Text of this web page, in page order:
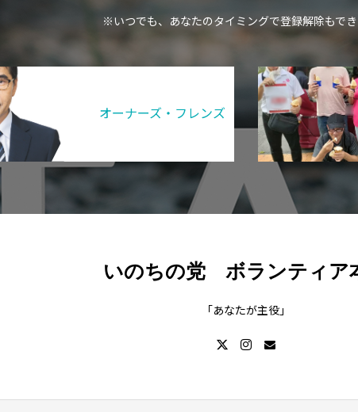
※いつでも、あなたのタイミングで登録解除もでき
オーナーズ・フレンズ
いのちの党 ボランティア
「あなたが主役」